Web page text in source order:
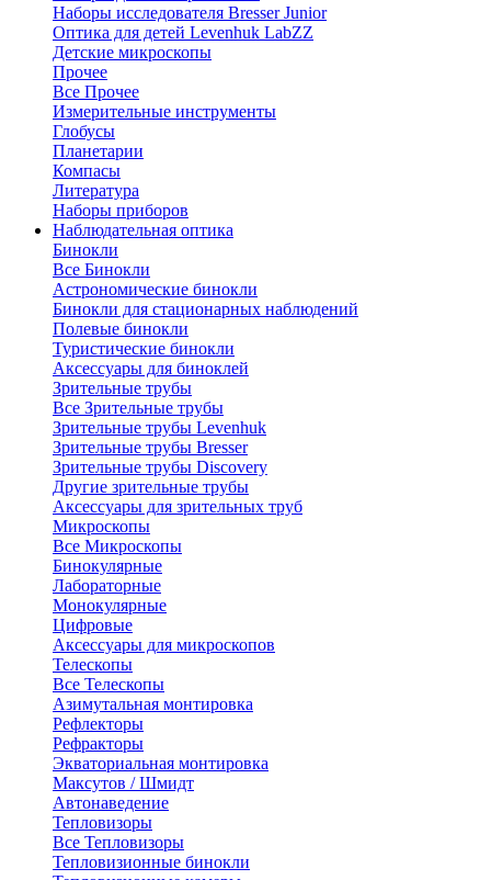
Наборы исследователя Bresser Junior
Оптика для детей Levenhuk LabZZ
Детские микроскопы
Прочее
Все Прочее
Измерительные инструменты
Глобусы
Планетарии
Компасы
Литература
Наборы приборов
Наблюдательная оптика
Бинокли
Все Бинокли
Астрономические бинокли
Бинокли для стационарных наблюдений
Полевые бинокли
Туристические бинокли
Аксессуары для биноклей
Зрительные трубы
Все Зрительные трубы
Зрительные трубы Levenhuk
Зрительные трубы Bresser
Зрительные трубы Discovery
Другие зрительные трубы
Аксессуары для зрительных труб
Микроскопы
Все Микроскопы
Бинокулярные
Лабораторные
Монокулярные
Цифровые
Аксессуары для микроскопов
Телескопы
Все Телескопы
Азимутальная монтировка
Рефлекторы
Рефракторы
Экваториальная монтировка
Максутов / Шмидт
Автонаведение
Тепловизоры
Все Тепловизоры
Тепловизионные бинокли